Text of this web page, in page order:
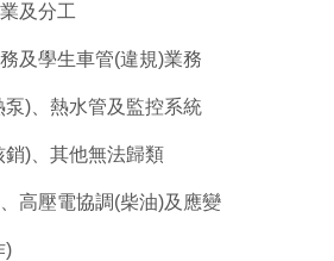
及分工
及學生車管(違規)業務
)、熱水管及監控系統
)、其他無法歸類
高壓電協調(柴油)及應變
)